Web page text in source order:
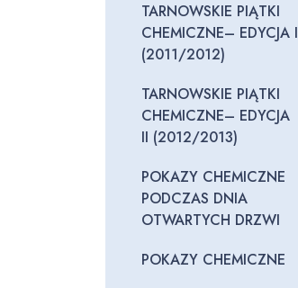
TARNOWSKIE PIĄTKI
CHEMICZNE– EDYCJA I
(2011/2012)
TARNOWSKIE PIĄTKI
CHEMICZNE– EDYCJA
II (2012/2013)
POKAZY CHEMICZNE
PODCZAS DNIA
OTWARTYCH DRZWI
POKAZY CHEMICZNE